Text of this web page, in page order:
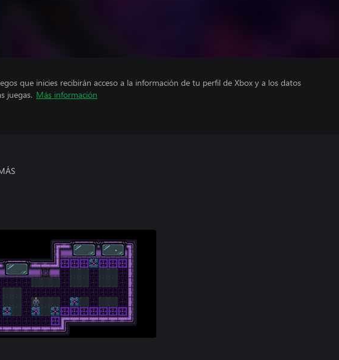
que inicies recibirán acceso a la información de tu perfil de Xbox y a los datos
juegas. Más información